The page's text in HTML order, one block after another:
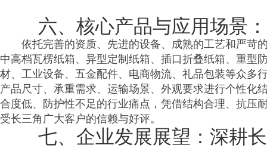
六、核心产品与应用场景
依托完善的资质、先进的设备、成熟的工艺和严苛
中高档瓦楞纸箱、异型定制纸箱、插口折叠纸箱、重型
材、工业设备、五金配件、电商物流、礼品包装等众多
产品尺寸、承重需求、运输场景、外观要求进行个性化
合度低、防护性不足的行业痛点，凭借结构合理、抗压
受长三角广大客户的信赖与好评。
七、企业发展展望：深耕